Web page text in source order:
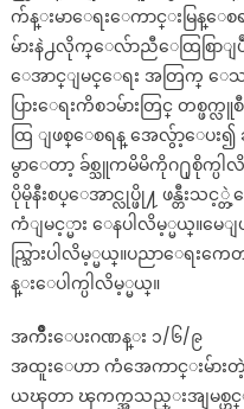
က်န္းမာေရးေကာင္းမြန္ေစရန္
မ်ားနဲ႕လိုက္ေလ်ာညီေထြစြာ
ေအာင္ျမင္ေရး အတြက္ ေသာ့
ပြားေရးကိစၥမ်ားတြင္ တစ္ဖက္
ထြ ျဖစ္ေစရန္ အေလွ်ာ့ေပး၍
မွာေတာ့ ခ်စ္သူကမိမိကိုဂ႐ုစိုက္ပါ
ပိုမိုနီးစပ္ေအာင္လုပ္ဖို႔ ဖန္တီး
ကံျမင့္မား ေနပါလိမ့္မယ္။မေ
ည္သြားပါလိမ့္မယ္။ပညာေရး
န္းေပါက္ပါလိမ့္မယ္။
အက်ိဳးေပးဂဏန္း ၁/၆/၉
အထူးေဟာ ကံအေကာင္းမ်ားတဲ့
ယၾတာ ၾကက္အသည္းအျမစ္ဟင္း